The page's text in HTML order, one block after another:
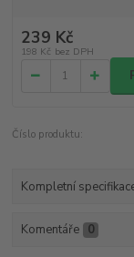
239 Kč
198 Kč bez DPH
Číslo produktu:
Kompletní
Komentáře 0